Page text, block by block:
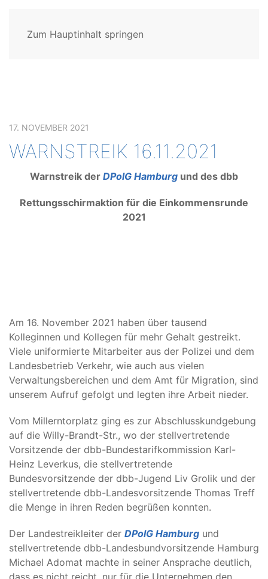
Zum Hauptinhalt springen
17. NOVEMBER 2021
WARNSTREIK 16.11.2021
Warnstreik der DPolG Hamburg und des dbb
Rettungsschirmaktion für die Einkommensrunde
2021
Am 16. November 2021 haben über tausend
Kolleginnen und Kollegen für mehr Gehalt gestreikt.
Viele uniformierte Mitarbeiter aus der Polizei und dem
Landesbetrieb Verkehr, wie auch aus vielen
Verwaltungsbereichen und dem Amt für Migration, sind
unserem Aufruf gefolgt und legten ihre Arbeit nieder.
Vom Millerntorplatz ging es zur Abschlusskundgebung
auf die Willy-Brandt-Str., wo der stellvertretende
Vorsitzende der dbb-Bundestarifkommission Karl-
Heinz Leverkus, die stellvertretende
Bundesvorsitzende der dbb-Jugend Liv Grolik und der
stellvertretende dbb-Landesvorsitzende Thomas Treff
die Menge in ihren Reden begrüßen konnten.
Der Landestreikleiter der DPolG Hamburg und
stellvertretende dbb-Landesbundvorsitzende Hamburg
Michael Adomat machte in seiner Ansprache deutlich,
dass es nicht reicht, nur für die Unternehmen den